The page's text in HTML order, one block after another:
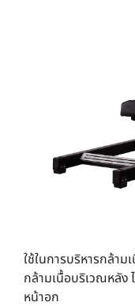
ใช้ในการบริหารกล้าม
กล้ามเนื้อบริเวณหลัง
หน้าอก